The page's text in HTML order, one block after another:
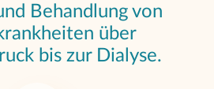
Behandlung von
über
bis zur Dialyse.